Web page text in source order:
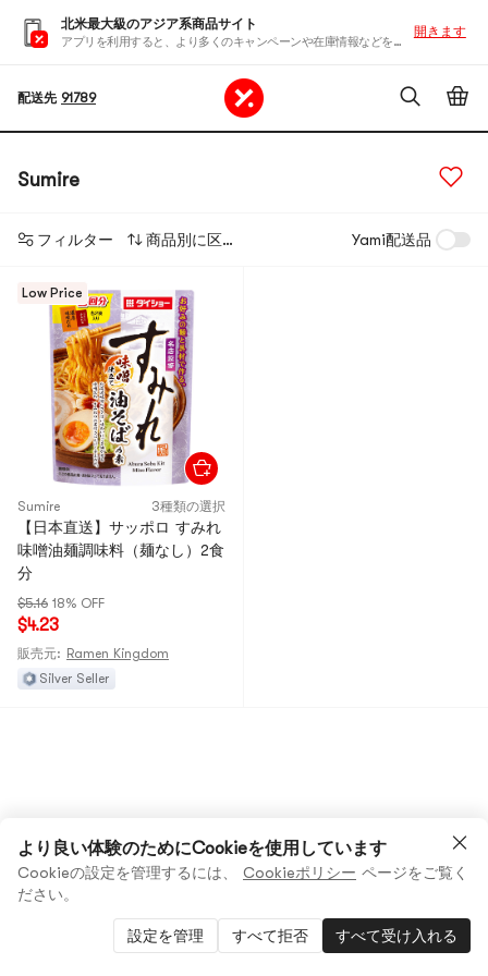
北米最大級のアジア系商品サイト
アプリを利用すると、より多くのキャンペーンや在庫情報などを入手できます
開きます
配送先 91789
Sumire
フィルター 商品別に区分する Yami配送品
Low Price
Sumire 3種類の選択
【日本直送】サッポロ すみれ
味噌油麺調味料（麺なし）2食
分
$5.16 18% OFF
$4.23
販売元: Ramen Kingdom
Silver Seller
より良い体験のためにCookieを使用しています
Cookieの設定を管理するには、 Cookieポリシー ページをご覧く
ださい。
設定を管理 すべて拒否 すべて受け入れる